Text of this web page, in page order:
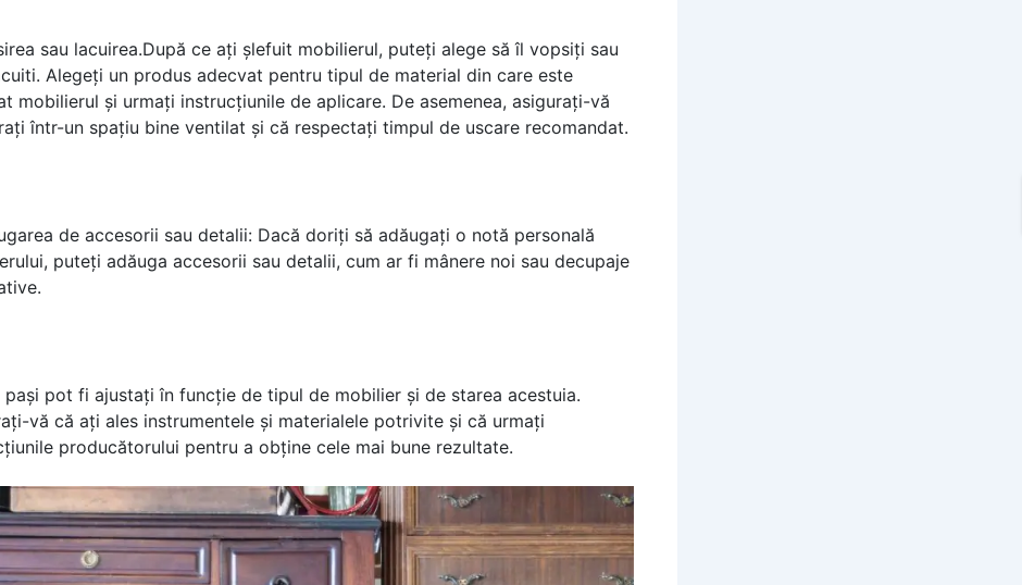
sau lacuirea.După ce ați șlefuit mobilierul, puteți alege să îl vopsiți sau
Alegeți un produs adecvat pentru tipul de material din care este
mobilierul și urmați instrucțiunile de aplicare. De asemenea, asigurați-vă
într-un spațiu bine ventilat și că respectați timpul de uscare recomandat.
de accesorii sau detalii: Dacă doriți să adăugați o notă personală
puteți adăuga accesorii sau detalii, cum ar fi mânere noi sau decupaje
pași pot fi ajustați în funcție de tipul de mobilier și de starea acestuia.
vă că ați ales instrumentele și materialele potrivite și că urmați
producătorului pentru a obține cele mai bune rezultate.